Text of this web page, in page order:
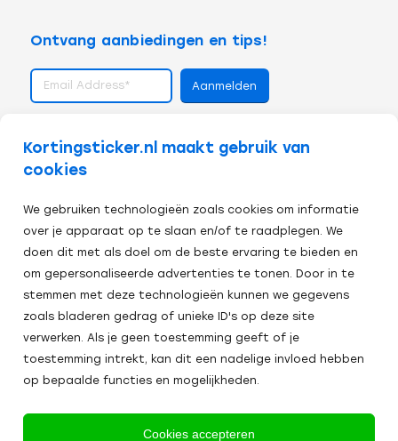
Kortingsticker.nl maakt gebruik van
cookies
We gebruiken technologieën zoals cookies om informatie
over je apparaat op te slaan en/of te raadplegen. We
doen dit met als doel om de beste ervaring te bieden en
om gepersonaliseerde advertenties te tonen. Door in te
stemmen met deze technologieën kunnen we gegevens
zoals bladeren gedrag of unieke ID's op deze site
verwerken. Als je geen toestemming geeft of je
toestemming intrekt, kan dit een nadelige invloed hebben
op bepaalde functies en mogelijkheden.
Cookies accepteren
Ontvang aanbiedingen en tips!
Veilig afrekenen: